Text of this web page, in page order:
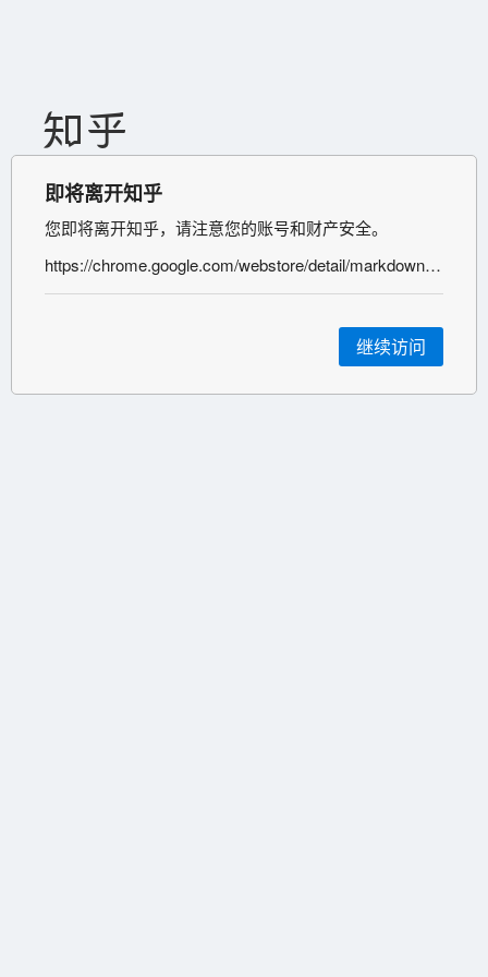
即将离开知乎
您即将离开知乎，请注意您的账号和财产安全。
https://chrome.google.com/webstore/detail/markdown-here/elifhakcjgalahccnjkneoccemfahfoa
继续访问